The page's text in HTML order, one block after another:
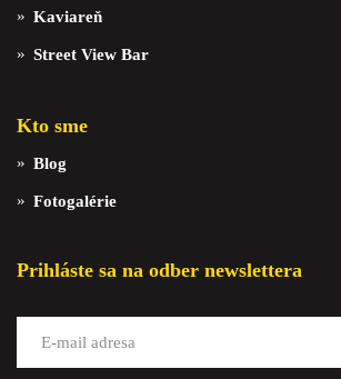
Kaviareň
Street View Bar
Kto sme
Blog
Fotogalérie
Prihláste sa na odber newslettera